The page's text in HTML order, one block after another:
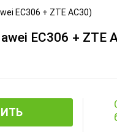
EC306 + ZTE AC30)
EC306 + ZTE